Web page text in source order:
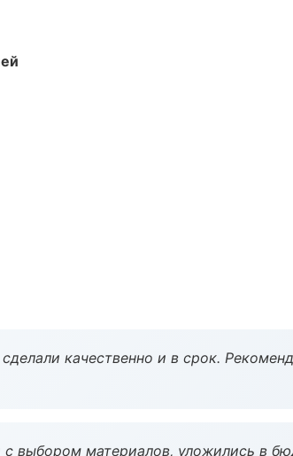
качественно и в срок.
выбором материалов, уложились в